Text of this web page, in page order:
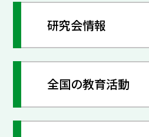
研究会情報
全国の教育活動